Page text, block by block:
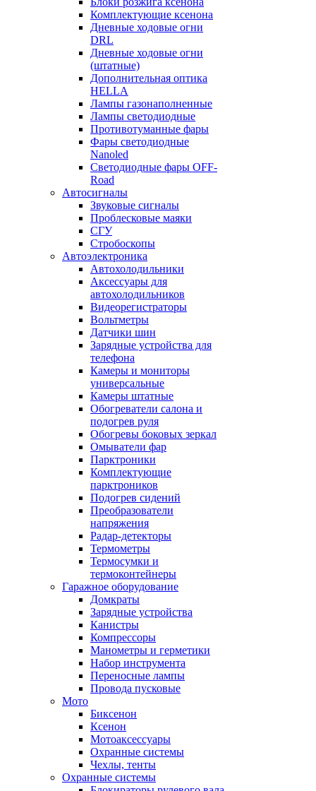
Комплектующие ксенона
Дневные ходовые огни
DRL
Дневные ходовые огни
(штатные)
Дополнительная оптика
HELLA
Лампы газонаполненные
Лампы светодиодные
Противотуманные фары
Фары светодиодные
Nanoled
Светодиодные фары OFF-
Road
Автосигналы
Звуковые сигналы
Проблесковые маяки
СГУ
Стробоскопы
Автоэлектроника
Автохолодильники
Аксессуары для
автохолодильников
Видеорегистраторы
Вольтметры
Датчики шин
Зарядные устройства для
телефона
Камеры и мониторы
универсальные
Камеры штатные
Обогреватели салона и
подогрев руля
Обогревы боковых зеркал
Омыватели фар
Парктроники
Комплектующие
парктроников
Подогрев сидений
Преобразователи
напряжения
Радар-детекторы
Термометры
Термосумки и
термоконтейнеры
Гаражное оборудование
Домкраты
Зарядные устройства
Канистры
Компрессоры
Манометры и герметики
Набор инструмента
Переносные лампы
Провода пусковые
Мото
Биксенон
Ксенон
Мотоаксессуары
Охранные системы
Чехлы, тенты
Охранные системы